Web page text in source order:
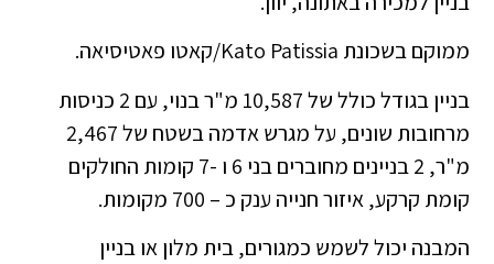
ממוקם בשכונת Kato Patissia/קאטו פאטיסיאה‏.
בניין בגודל כולל של 10,587 מ"ר בנוי, עם 2 כניסות
מרחובות שונים, על מגרש אדמה בשטח של 2,467
מ"ר, 2 בניינים מחוברים בני 6 ו -7 קומות החולקים
קומת קרקע, איזור חנייה ענק כ – 700 מקומות.
המבנה יכול לשמש כמגורים, בית מלון או בניין